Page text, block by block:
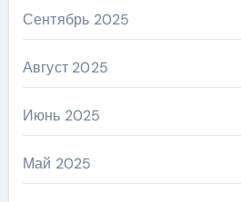
Сентябрь 2025
Август 2025
Июнь 2025
Май 2025